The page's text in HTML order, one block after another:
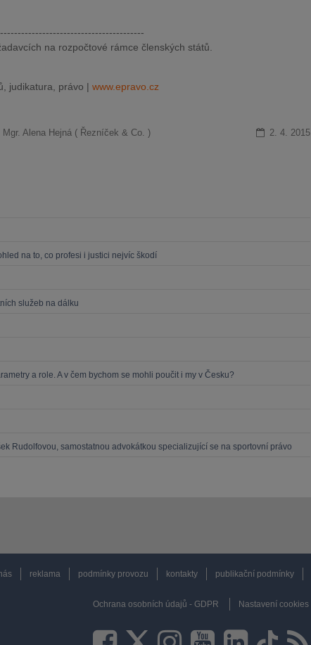
na rozpočtové rámce členských států.
judikatura, právo | www.epravo.cz
Alena Hejná ( Řezníček & Co. ) 2. 4. 2015
na to, co profesi i justici nejvíc škodí
služeb na dálku
a role. A v čem bychom se mohli poučit i my v Česku?
Rudolfovou, samostatnou advokátkou specializující se na sportovní právo
reklama podmínky provozu kontakty publikační podmínky
Ochrana osobních údajů - GDPR Nastavení cookies